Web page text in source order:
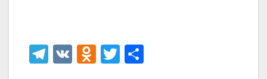
T
V
O T